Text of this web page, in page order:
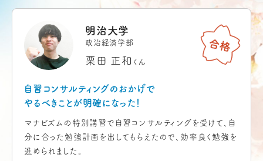
明治大学
政治経済学部
栗田 正和 くん
自習コンサルティングのおかげで
やるべきことが明確になった！
マナビズムの特別講習で自習コンサルティングを受けて、自
分に合った勉強計画を出してもらえたので、効率良く勉強を
進められました。